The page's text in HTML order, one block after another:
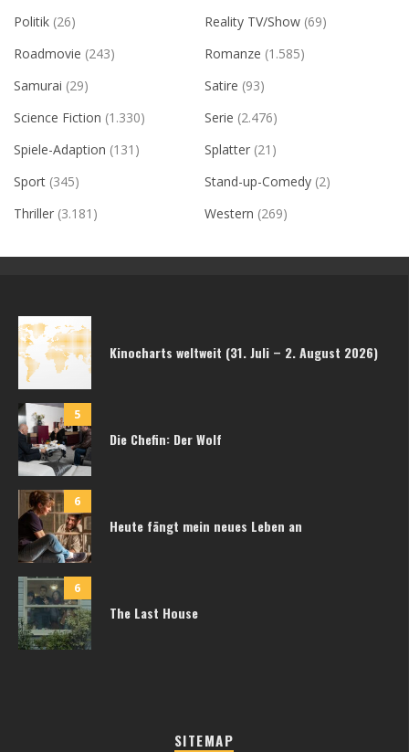
Politik (26) Reality TV/Show (69)
Roadmovie (243) Romanze (1.585)
Samurai (29) Satire (93)
Science Fiction (1.330) Serie (2.476)
Spiele-Adaption (131) Splatter (21)
Sport (345) Stand-up-Comedy (2)
Thriller (3.181) Western (269)
Kinocharts weltweit (31. Juli – 2. August 2026)
5
Die Chefin: Der Wolf
6
Heute fängt mein neues Leben an
6
The Last House
SITEMAP